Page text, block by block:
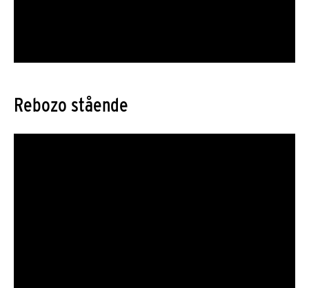
Rebozo stående